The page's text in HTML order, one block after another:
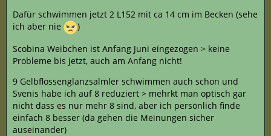
Dafür schwimmen jetzt 2 L152 mit ca 14 cm im Becken (sehe
ich aber nie
)
Scobina Weibchen ist Anfang Juni eingezogen > keine
Probleme bis jetzt, auch am Anfang nicht!
9 Gelbflossenglanzsalmler schwimmen auch schon und
Svenis habe ich auf 8 reduziert > mehrkt man optisch gar
nicht dass es nur mehr 8 sind, aber ich persönlich finde
einfach 8 besser (da gehen die Meinungen sicher
auseinander)